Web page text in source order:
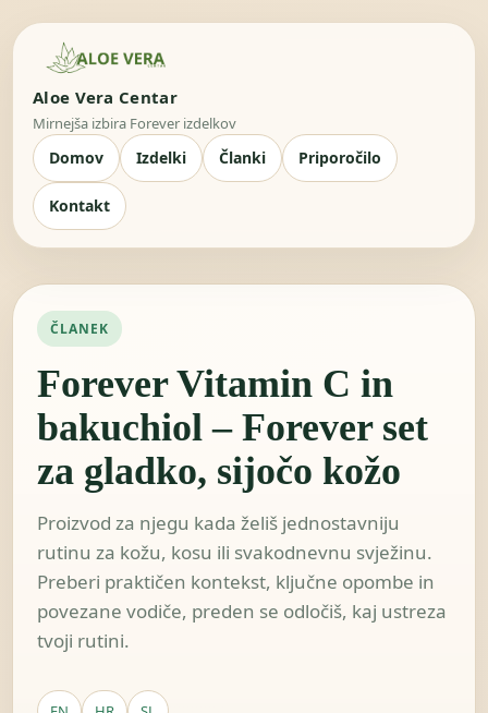
Aloe Vera Centar
Mirnejša izbira Forever izdelkov
Domov Izdelki Članki Priporočilo
Kontakt
ČLANEK
Forever Vitamin C in
bakuchiol – Forever set
za gladko, sijočo kožo
Proizvod za njegu kada želiš jednostavniju
rutinu za kožu, kosu ili svakodnevnu svježinu.
Preberi praktičen kontekst, ključne opombe in
povezane vodiče, preden se odločiš, kaj ustreza
tvoji rutini.